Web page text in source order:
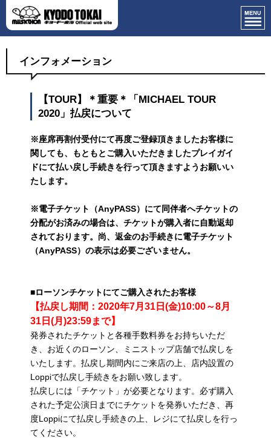
インフォメーション
【TOUR】＊重要＊「MICHAEL TOUR
2020」払戻について
※座席再割付受付にて再度ご登録頂きましたお客様に
関しても、もともとご購入いただきましたプレイガイ
ドにて払い戻し手続きを行って頂きますようお願いい
たします。
※電子チケット（AnyPASS）にて同伴者へチケットの
分配がお済みの場合は、チケットが購入者に自動返却
されております。尚、返金のお手続きに電子チケット
（AnyPASS）の表示は必要ございません。
■ローソンチケットにてご購入されたお客様
【払戻し期間：2020年7月31日(金)10:00～8月
31日(月)23:59まで】
発券されたチケットと各種手数料券をお持ちいただ
き、お近くのローソン、ミニストップ店舗で払戻しを
いたします。払戻し期間内にご来店の上、店内設置の
Loppiで払戻し手続きをお願い致します。
払戻しには「チケット」が必要となります。必ず購入
された予定公演日までにチケットを発券いただき、再
度Loppiにて払戻し手続きの上、レジにて払戻しを行っ
てください。